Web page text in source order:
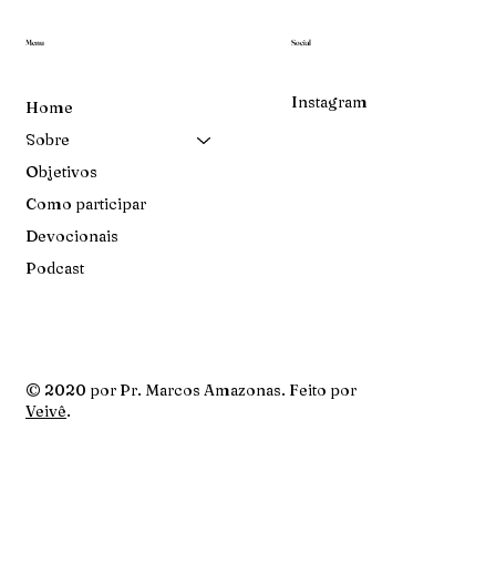
Menu
Home
Sobre
Objetivos
Como participar
Devocionais
Podcast
Social
Instagram
© 2020 por Pr. Marcos Amazonas. Feito por
Veivê.